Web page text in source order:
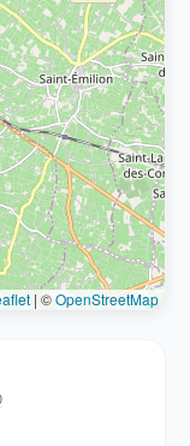
| ©OpenStreetMap